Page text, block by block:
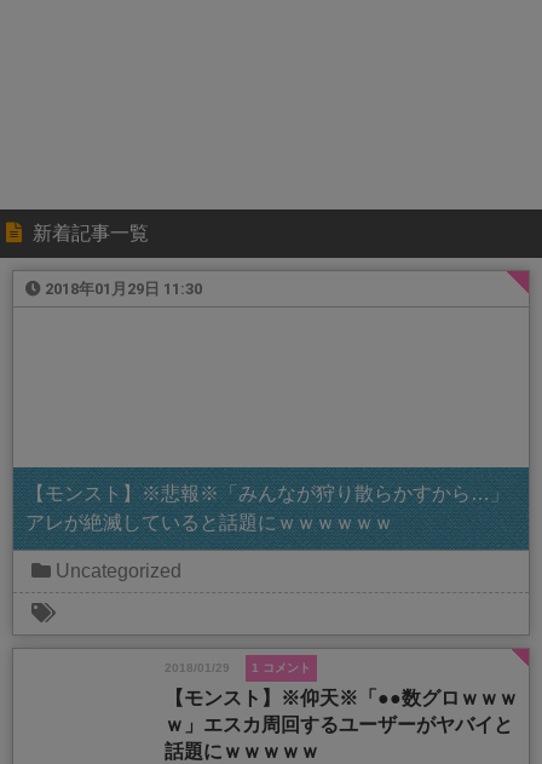
新着記事一覧
2018年01月29日 11:30
【モンスト】※悲報※「みんなが狩り散らかすから…」
アレが絶滅していると話題にｗｗｗｗｗｗ
Uncategorized
2018/01/29 1 コメント
【モンスト】※仰天※「●●数グロｗｗｗ
ｗ」エスカ周回するユーザーがヤバイと
話題にｗｗｗｗｗ